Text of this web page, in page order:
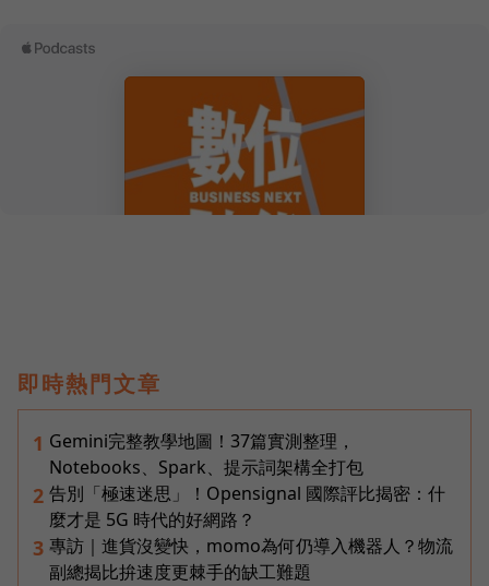
即時熱門文章
1 Gemini完整教學地圖！37篇實測整理，
Notebooks、Spark、提示詞架構全打包
2 告別「極速迷思」！Opensignal 國際評比揭密：什
麼才是 5G 時代的好網路？
3 專訪｜進貨沒變快，momo為何仍導入機器人？物流
副總揭比拚速度更棘手的缺工難題